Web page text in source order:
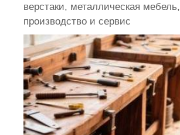
верстаки, металлическая мебель,
производство и сервис